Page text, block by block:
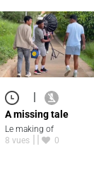
|
A missing tale
Le making of
8 vues
0